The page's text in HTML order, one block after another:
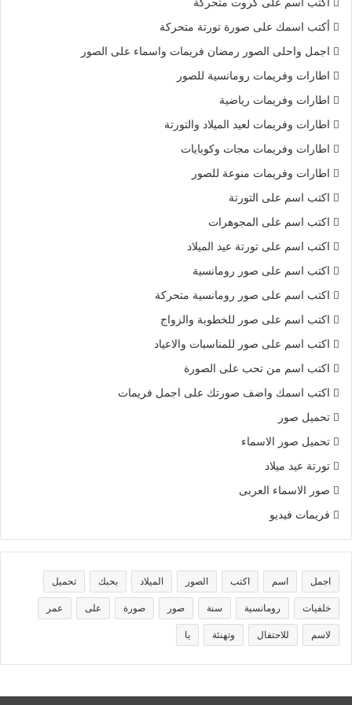
أكتب اسمك على صورة تورتة متحركة
اجمل واحلى الصور رمضان فريمات واسماء على الصور
اطارات وفريمات رومانسية للصور
اطارات وفريمات رياضية
اطارات وفريمات لعيد الميلاد والتورتة
اطارات وفريمات مجات وكوبايات
اطارات وفريمات منوعة للصور
اكتب اسم على التورتة
اكتب اسم على المجوهرات
اكتب اسم على تورتة عيد الميلاد
اكتب اسم على صور رومانسية
اكتب اسم على صور رومانسية متحركة
اكتب اسم على صور للخطوبة والزواج
اكتب اسم على صور للمناسبات والاعياد
اكتب اسم من تحب على الصورة
اكتب اسمك واضف صورتك على اجمل فريمات
تحميل صور
تحميل صور الاسماء
تورتة عيد ميلاد
صور الاسماء العربى
فريمات فيديو
اجمل اسم اكتب الصور الميلاد بحبك تحميل
خلفيات رومانسية سنة صور صورة على عمر
لاسم للاحتفال وتهنئة يا